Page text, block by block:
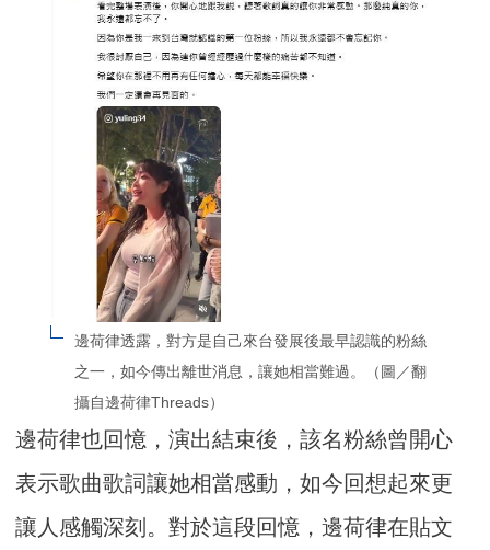
邊荷律透露，對方是自己來台發展後最早認識的粉絲
之一，如今傳出離世消息，讓她相當難過。（圖／翻
攝自邊荷律Threads）
邊荷律也回憶，演出結束後，該名粉絲曾開心
表示歌曲歌詞讓她相當感動，如今回想起來更
讓人感觸深刻。對於這段回憶，邊荷律在貼文